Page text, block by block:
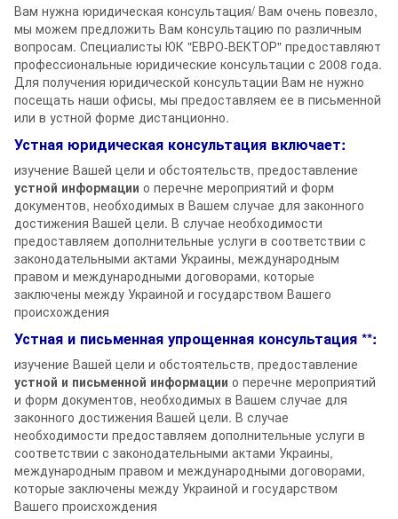
Вам нужна юридическая консультация/ Вам очень повезло,
мы можем предложить Вам консультацию по различным
вопросам. Специалисты ЮК "ЕВРО-ВЕКТОР" предоставляют
профессиональные юридические консультации с 2008 года.
Для получения юридической консультации Вам не нужно
посещать наши офисы, мы предоставляем ее в письменной
или в устной форме дистанционно.
Устная юридическая консультация включает:
изучение Вашей цели и обстоятельств, предоставление
устной информации о перечне мероприятий и форм
документов, необходимых в Вашем случае для законного
достижения Вашей цели. В случае необходимости
предоставляем дополнительные услуги в соответствии с
законодательными актами Украины, международным
правом и международными договорами, которые
заключены между Украиной и государством Вашего
происхождения
Устная и письменная упрощенная консультация **:
изучение Вашей цели и обстоятельств, предоставление
устной и письменной информации о перечне мероприятий
и форм документов, необходимых в Вашем случае для
законного достижения Вашей цели. В случае
необходимости предоставляем дополнительные услуги в
соответствии с законодательными актами Украины,
международным правом и международными договорами,
которые заключены между Украиной и государством
Вашего происхождения